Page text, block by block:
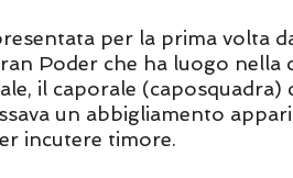
per la prima volta
Poder che ha luogo nella
il caporale (caposquadra)
un abbigliamento
incutere timore.